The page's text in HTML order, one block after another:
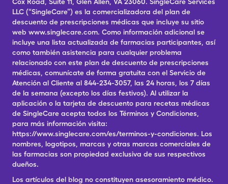
LLC (“SingleCare”) es la comercializadora del plan de
descuento de prescripciones médicas que incluye su sitio
web www.singlecare.com. Como información adicional se
incluye una lista actualizada de farmacias participantes, así
como también asistencia para cualquier problema
relacionado con este plan de descuento de prescripciones
médicas, comunícate de forma gratuita con el Servicio de
Atención al Cliente al 844-234-3057, las 24 horas, los 7 días
de la semana (excepto los días festivos). Al utilizar la
aplicación o la tarjeta de descuento para recetas médicas
de SingleCare acepta todos los Términos y Condiciones,
para más información visita:
https://www.singlecare.com/es/terminos-y-condiciones. Los
nombres, logotipos, marcas y otras marcas comerciales de
las farmacias son propiedad exclusiva de sus respectivos
dueños.
Los artículos del blog no constituyen asesoramiento médico.